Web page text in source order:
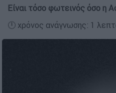
Είναι τόσο φωτεινός όσο η
🕛 χρόνος ανάγνωσης: 1